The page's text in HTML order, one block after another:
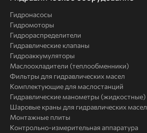
Гидронасосы
Гидромоторы
Гидрораспределители
Гидравлические клапаны
Гидроаккумуляторы
Маслоохладители (теплообменники)
Фильтры для гидравлических масел
Комплектующие для маслостанций
Гидравлические манометры (жидкостные)
Шаровые краны для гидравлических масел
Монтажные плиты
Контрольно-измерительная аппаратура